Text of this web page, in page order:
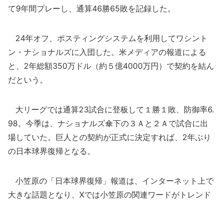
て9年間プレーし、通算46勝65敗を記録した。
24年オフ、ポスティングシステムを利用してワシント
ン・ナショナルズに入団した。米メディアの報道による
と、2年総額350万ドル（約５億4000万円）で契約を結ん
だという。
大リーグでは通算23試合に登板して１勝１敗、防御率6.
98。今季は、ナショナルズ傘下の３Ａと２Ａで試合に出
場していた。巨人との契約が正式に決定すれば、2年ぶり
の日本球界復帰となる。
小笠原の「日本球界復帰」報道は、インターネット上で
大きな話題となり、Xでは小笠原の関連ワードがトレンド